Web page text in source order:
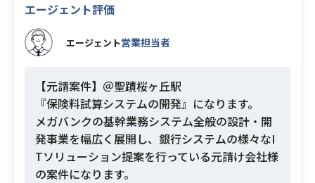
エージェント評価
エージェント営業担当者
【元請案件】＠聖蹟桜ヶ丘駅
『保険料試算システムの開発』になります。
メガバンクの基幹業務システム全般の設計・開
発事業を幅広く展開し、銀行システムの様々なI
Tソリューション提案を行っている元請け会社様
の案件になります。